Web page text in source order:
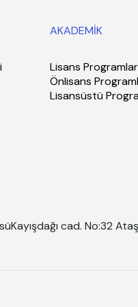
AKADEMİK
Lisans
Önlisans
Lisansüstü
Kayışdağı cad. No:32